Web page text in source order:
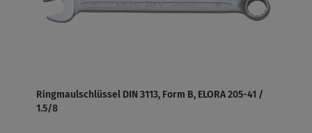
Ringmaulschlüssel DIN 3113, Form B, ELORA 205-41 /
1.5/8